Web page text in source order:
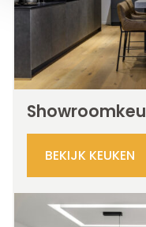
BEKIJK KEUKEN